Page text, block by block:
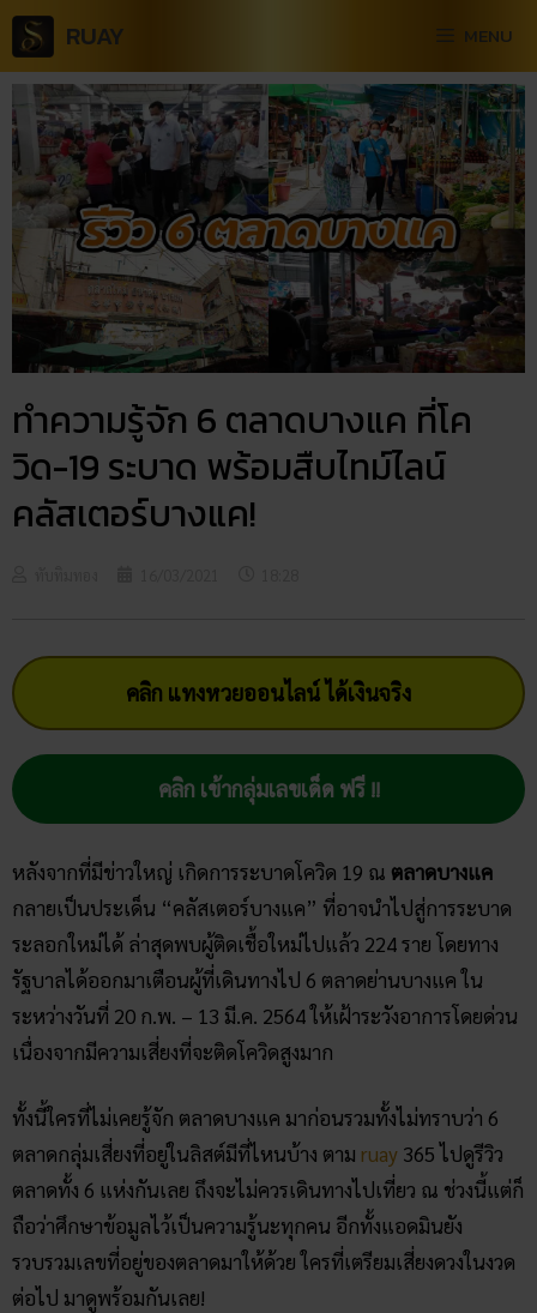
RUAY MENU
ทำความรู้จัก 6 ตลาดบางแค ที่โค
วิด-19 ระบาด พร้อมสืบไทม์ไลน์
คลัสเตอร์บางแค!
คลิก แทงหวยออนไลน์ ได้เงินจริง
คลิก เข้ากลุ่มเลขเด็ด ฟรี !!
หลังจากที่มีข่าวใหญ่ เกิดการระบาดโควิด 19 ณ ตลาดบางแค
กลายเป็นประเด็น “คลัสเตอร์บางแค” ที่อาจนำไปสู่การระบาด
ระลอกใหม่ได้ ล่าสุดพบผู้ติดเชื้อใหม่ไปแล้ว 224 ราย โดยทาง
รัฐบาลได้ออกมาเตือนผู้ที่เดินทางไป 6 ตลาดย่านบางแค ใน
ระหว่างวันที่ 20 ก.พ. – 13 มี.ค. 2564 ให้เฝ้าระวังอาการโดยด่วน
เนื่องจากมีความเสี่ยงที่จะติดโควิดสูงมาก
ทั้งนี้ใครที่ไม่เคยรู้จัก ตลาดบางแค มาก่อนรวมทั้งไม่ทราบว่า 6
ตลาดกลุ่มเสี่ยงที่อยู่ในลิสต์มีที่ไหนบ้าง ตาม ruay 365 ไปดูรีวิว
ตลาดทั้ง 6 แห่งกันเลย ถึงจะไม่ควรเดินทางไปเที่ยว ณ ช่วงนี้แต่ก็
ถือว่าศึกษาข้อมูลไว้เป็นความรู้นะทุกคน อีกทั้งแอดมินยัง
รวบรวมเลขที่อยู่ของตลาดมาให้ด้วย ใครที่เตรียมเสี่ยงดวงในงวด
ต่อไป มาดูพร้อมกันเลย!